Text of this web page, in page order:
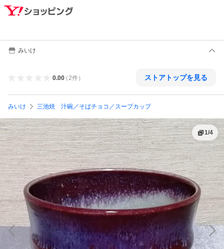
みいけ
0.00（ 2件） ストアトップを見る
みいけ 三池焼 汁碗／そばチョコ／スープカップ
1/4